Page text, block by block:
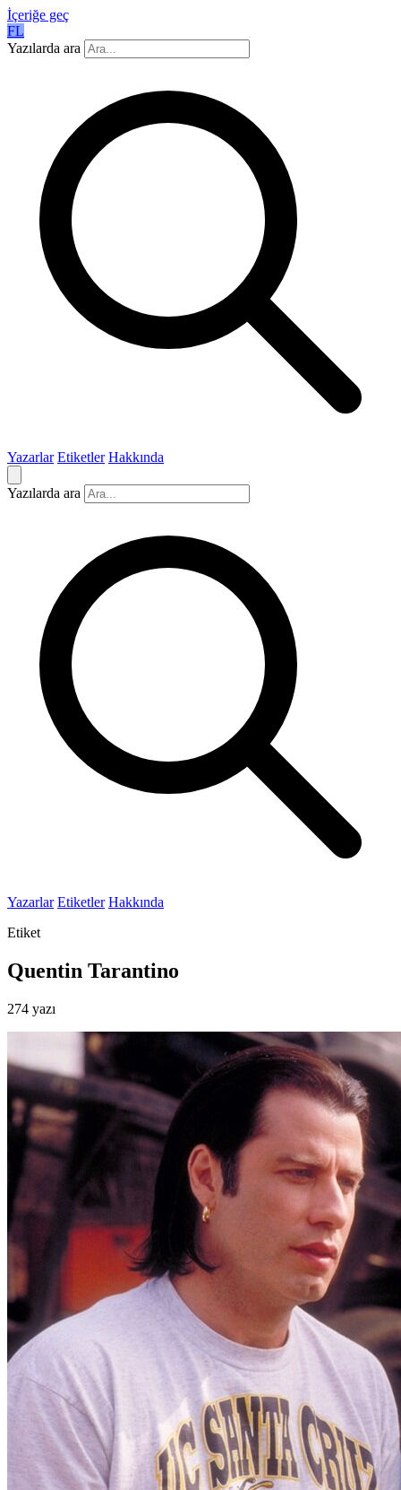
İçeriğe geç
FL
Yazılarda ara
Yazarlar Etiketler Hakkında
Yazılarda ara
Yazarlar Etiketler Hakkında
Etiket
Quentin Tarantino
274 yazı